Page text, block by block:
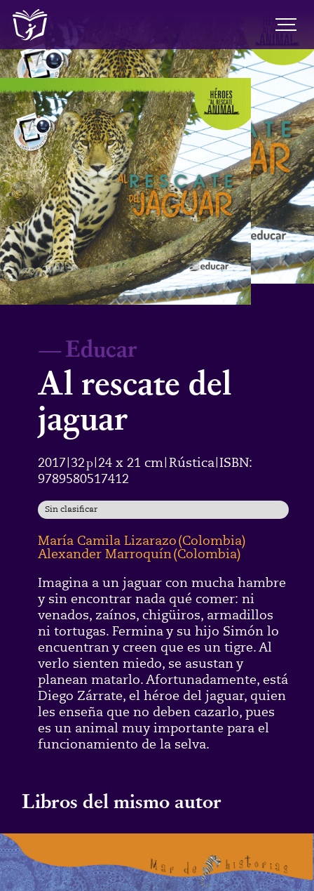
—Educar
Al rescate del
jaguar
2017 32p 24 x 21 cm Rústica ISBN:
9789580517412
Sin clasificar
María Camila Lizarazo(Colombia)
Alexander Marroquín(Colombia)
Imagina a un jaguar con mucha hambre
y sin encontrar nada qué comer: ni
venados, zaínos, chigüiros, armadillos
ni tortugas. Fermina y su hijo Simón lo
encuentran y creen que es un tigre. Al
verlo sienten miedo, se asustan y
planean matarlo. Afortunadamente, está
Diego Zárrate, el héroe del jaguar, quien
les enseña que no deben cazarlo, pues
es un animal muy importante para el
funcionamiento de la selva.
Libros del mismo autor